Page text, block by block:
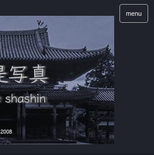
menu